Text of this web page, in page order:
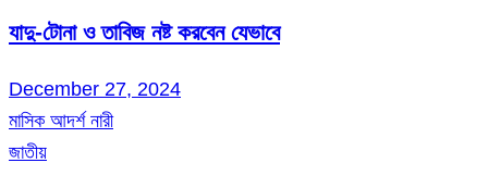
যাদু-টোনা ও তাবিজ নষ্ট করবেন যেভাবে
December 27, 2024
মাসিক আদর্শ নারী
জাতীয়